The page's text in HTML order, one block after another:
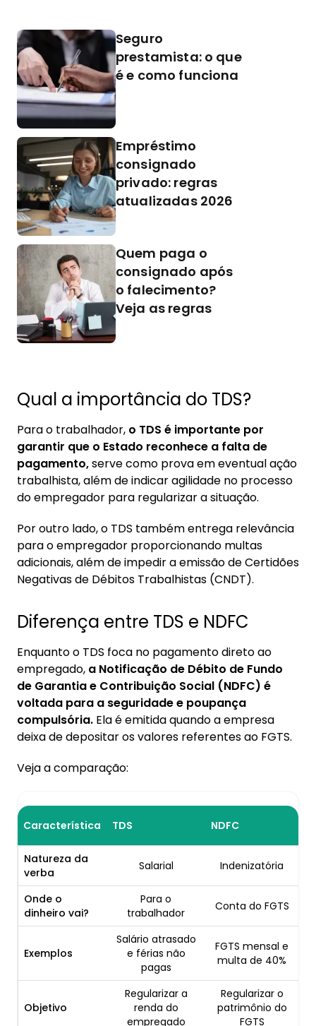
Seguro
prestamista: o que
é e como funciona
Empréstimo
consignado
privado: regras
atualizadas 2026
Quem paga o
consignado após
o falecimento?
Veja as regras
Qual a importância do TDS?
Para o trabalhador, o TDS é importante por
garantir que o Estado reconhece a falta de
pagamento,serve como prova em eventual ação
trabalhista, além de indicar agilidade no processo
do empregador para regularizar a situação.
Por outro lado, o TDS também entrega relevância
para o empregador proporcionando multas
adicionais, além de impedir a emissão de Certidões
Negativas de Débitos Trabalhistas (CNDT).
Diferença entre TDS e NDFC
Enquanto o TDS foca no pagamento direto ao
empregado, a Notificação de Débito de Fundo
de Garantia e Contribuição Social (NDFC) é
voltada para a seguridade e poupança
compulsória. Ela é emitida quando a empresa
deixa de depositar os valores referentes ao FGTS.
Veja a comparação:
Característica TDS NDFC
Natureza da
verba
Salarial Indenizatória
Onde o
dinheiro vai?
Para o
trabalhador
Conta do FGTS
Exemplos
Salário atrasado
e férias não
pagas
FGTS mensal e
multa de 40%
Objetivo
Regularizar a
renda do
empregado
Regularizar o
patrimônio do
FGTS